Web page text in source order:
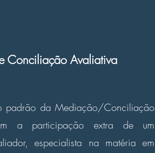
Conciliação Avaliativa
padrão da Mediação/Conciliação
a participação extra de um
especialista na matéria em